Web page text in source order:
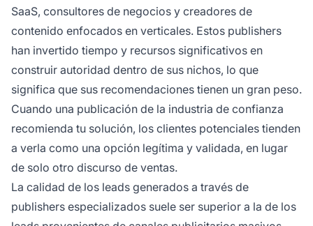
SaaS, consultores de negocios y creadores de
contenido enfocados en verticales. Estos publishers
han invertido tiempo y recursos significativos en
construir autoridad dentro de sus nichos, lo que
significa que sus recomendaciones tienen un gran peso.
Cuando una publicación de la industria de confianza
recomienda tu solución, los clientes potenciales tienden
a verla como una opción legítima y validada, en lugar
de solo otro discurso de ventas.
La calidad de los leads generados a través de
publishers especializados suele ser superior a la de los